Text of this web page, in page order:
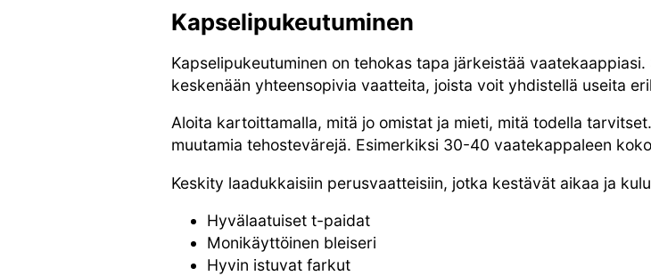
Kapselipukeutuminen
Kapselipukeutuminen on tehokas tapa järkeistää
keskenään yhteensopivia vaatteita, joista voit yhdistellä useita
Aloita kartoittamalla, mitä jo omistat ja mieti, mitä todella
muutamia tehostevärejä. Esimerkiksi 30-40 vaatekappaleen
Keskity laadukkaisiin perusvaatteisiin, jotka kestävät aikaa ja
Hyvälaatuiset t-paidat
Monikäyttöinen bleiseri
Hyvin istuvat farkut